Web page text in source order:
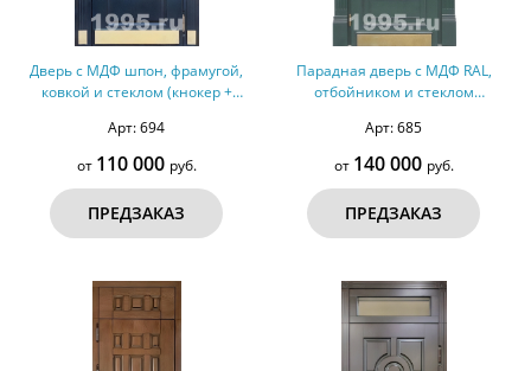
Дверь с МДФ шпон, фрамугой,
ковкой и стеклом (кнокер +
Арт: 694
от 110 000 руб.
ПРЕДЗАКАЗ
Парадная дверь с МДФ RAL,
отбойником и стеклом
Арт: 685
от 140 000 руб.
ПРЕДЗАКАЗ